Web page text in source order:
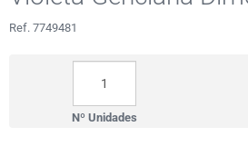
Ref. 7749481
Nº Unidades